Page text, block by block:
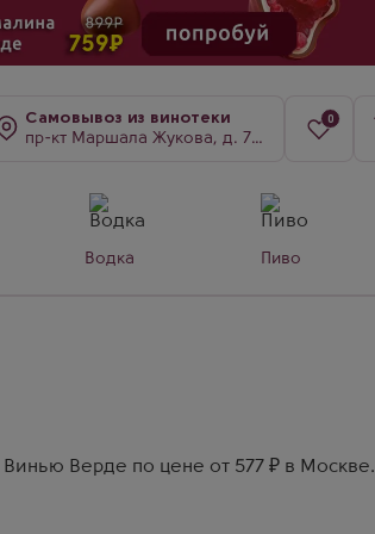
Самовывоз из винотеки
пр-кт Маршала Жукова, д. 78, к. 3
0
Водка Пиво
Верде по цене от 577 ₽ в Москве.